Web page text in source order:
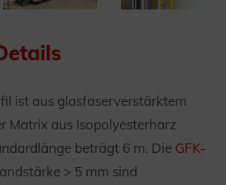
ist aus glasfaserverstärktem
Matrix aus Isopolyesterharz
beträgt 6 m. Die GFK-
> 5 mm sind